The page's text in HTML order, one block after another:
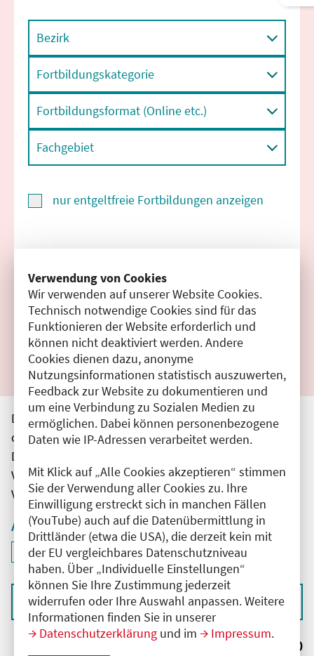
Verwendung von Cookies
Wir verwenden auf unserer Website Cookies.
Technisch notwendige Cookies sind für das
Funktionieren der Website erforderlich und
können nicht deaktiviert werden. Andere
Cookies dienen dazu, anonyme
Nutzungsinformationen statistisch auszuwerten,
Feedback zur Website zu dokumentieren und
um eine Verbindung zu Sozialen Medien zu
ermöglichen. Dabei können personenbezogene
Daten wie IP-Adressen verarbeitet werden.
Mit Klick auf „Alle Cookies akzeptieren“ stimmen
Sie der Verwendung aller Cookies zu. Ihre
Einwilligung erstreckt sich in manchen Fällen
(YouTube) auch auf die Datenübermittlung in
Drittländer (etwa die USA), die derzeit kein mit
der EU vergleichbares Datenschutzniveau
haben. Über „Individuelle Einstellungen“
können Sie Ihre Zustimmung jederzeit
widerrufen oder Ihre Auswahl anpassen. Weitere
Informationen finden Sie in unserer
Datenschutzerklärung und im Impressum.
Bezirk
Fortbildungskategorie
Fortbildungsformat (Online etc.)
Fachgebiet
nur entgeltfreie Fortbildungen anzeigen
Filter zurücksetzen
Ergebnisse drucken
Die hier aufgeführten Veranstaltungen entsprechen
den unmittelbar vom Veranstalter getätigten Angaben.
Die Ärztekammer Berlin übernimmt keine
Verantwortung für den Inhalt, die Haftung obliegt dem
Veranstalter.
Aktive Filter
Filter
ID: ANT-2502401
deaktivieren und Suchergebnisse neu laden
Sortieren nach
Ergebnisse: 0